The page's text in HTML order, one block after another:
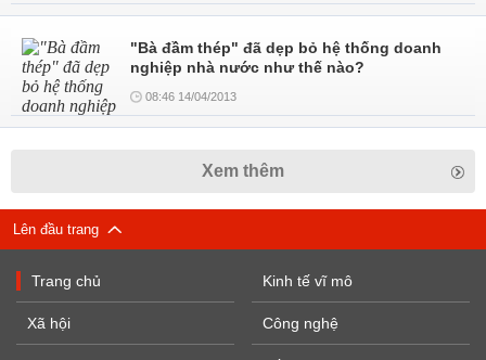
"Bà đầm thép" đã dẹp bỏ hệ thống doanh
nghiệp nhà nước như thế nào?
08:46 14/04/2013
Xem thêm
Lên đầu trang
Trang chủ
Xã hội
Kinh tế vĩ mô
Công nghệ